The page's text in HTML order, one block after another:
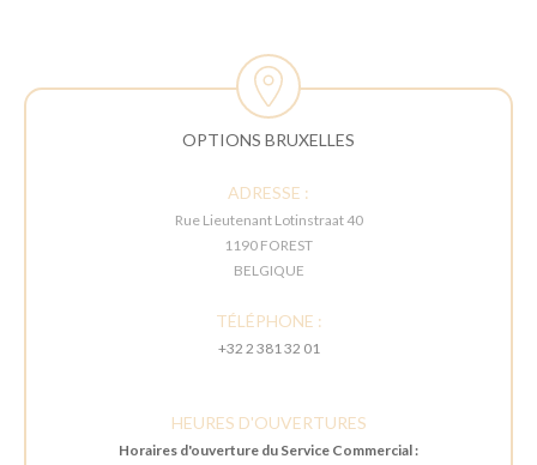
OPTIONS BRUXELLES
ADRESSE :
Rue Lieutenant Lotinstraat 40
1190 FOREST
BELGIQUE
TÉLÉPHONE :
+32 2 381 32 01
HEURES D'OUVERTURES
Horaires d'ouverture du Service Commercial :